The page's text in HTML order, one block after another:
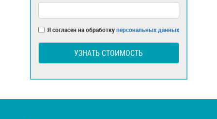
Я согласен на обработкуперсональных данных
УЗНАТЬ СТОИМОСТЬ